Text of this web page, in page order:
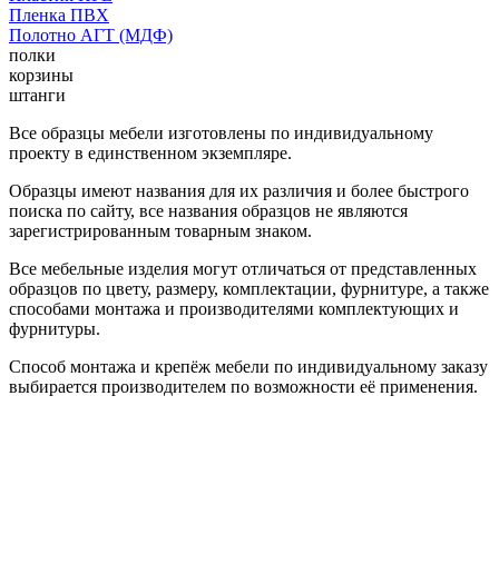
Пленка ПВХ
Полотно АГТ (МДФ)
полки
корзины
штанги
Все образцы мебели изготовлены по индивидуальному
проекту в единственном экземпляре.
Образцы имеют названия для их различия и более быстрого
поиска по сайту, все названия образцов не являются
зарегистрированным товарным знаком.
Все мебельные изделия могут отличаться от представленных
образцов по цвету, размеру, комплектации, фурнитуре, а также
способами монтажа и производителями комплектующих и
фурнитуры.
Способ монтажа и крепёж мебели по индивидуальному заказу
выбирается производителем по возможности её применения.